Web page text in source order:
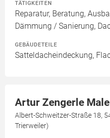
TÄTIGKEITEN
Reparatur, Beratung,
Dämmung / Sanierung,
GEBÄUDETEILE
Satteldacheindeckung,
Artur Zengerle
Albert-Schweitzer-Straße 18,
Trierweiler)